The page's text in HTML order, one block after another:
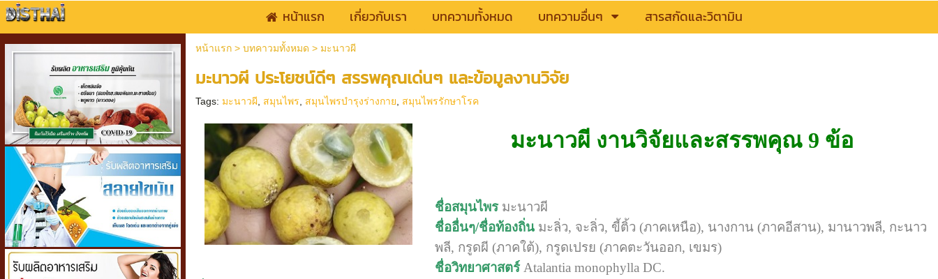
หน้าแรก เกี่ยวกับเรา บทความทั้งหมด บทความอื่นๆ สารสกัดและวิตามิน
หน้าแรก> บทคาวมทั้งหมด > มะนาวผี
มะนาวผี ประโยชน์ดีๆ สรรพคุณเด่นๆ และข้อมูลงานวิจัย
Tags:มะนาวผี สมุนไพร สมุนไพรบำรุงร่างกาย สมุนไพรรักษาโรค
มะนาวผี งานวิจัยและสรรพคุณ 9 ข้อ
ชื่อสมุนไพรมะนาวผี
ชื่ออื่นๆ/ชื่อท้องถิ่นมะลิ่ว, จะลิ่ว, ขี้ติ้ว (ภาคเหนือ), นางกาน (ภาคอีสาน), มานาวพลี, กะนาว
พลี, กรูดผี (ภาคใต้), กรูดเปรย (ภาคตะวันออก, เขมร)
ชื่อวิทยาศาสตร์Atalantia monophylla DC.